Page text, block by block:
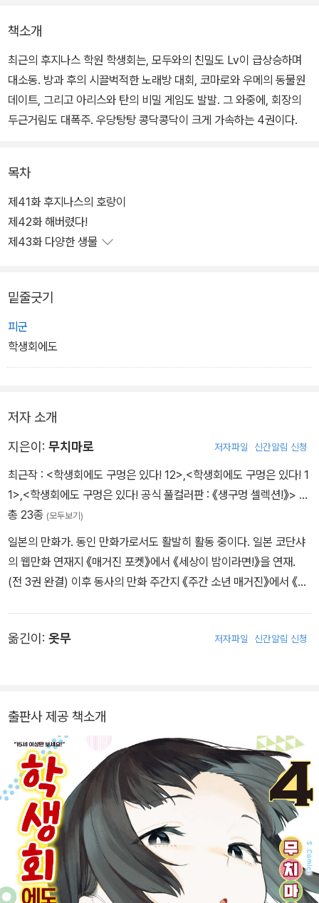
책소개
최근의 후지나스 학원 학생회는, 모두와의 친밀도 Lv이 급상승하며
대소동. 방과 후의 시끌벅적한 노래방 대회, 코마로와 우메의 동물원
데이트, 그리고 아리스와 탄의 비밀 게임도 발발. 그 와중에, 회장의
두근거림도 대폭주. 우당탕탕 콩닥콩닥이 크게 가속하는 4권이다.
목차
제41화 후지나스의 호랑이
제42화 해버렸다!
제43화 다양한 생물
밑줄긋기
피군
학생회에도
저자 소개
지은이: 무치마로 저자파일 신간알림 신청
최근작 : <학생회에도 구멍은 있다! 12> <학생회에도 구멍은 있다! 1
1> <학생회에도 구멍은 있다! 공식 풀컬러판 : 《생구멍 셀렉션!》> …
총 23종 (모두보기)
일본의 만화가. 동인 만화가로서도 활발히 활동 중이다. 일본 코단샤
의 웹만화 연재지 《매거진 포켓》에서 《세상이 밤이라면!》을 연재.
(전 3권 완결) 이후 동사의 만화 주간지 《주간 소년 매거진》에서 《학
옮긴이: 옷무 저자파일 신간알림 신청
출판사 제공 책소개